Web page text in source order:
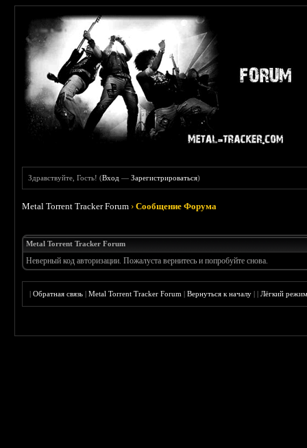
Здравствуйте, Гость! (Вход —Зарегистрироваться)
Metal Torrent Tracker Forum ›Сообщение Форума
Metal Torrent Tracker Forum
Неверный код авторизации. Пожалуста вернитесь и попробуйте снова.
|Обратная связь |Metal Torrent Tracker Forum |Вернуться к началу ||Лёгкий